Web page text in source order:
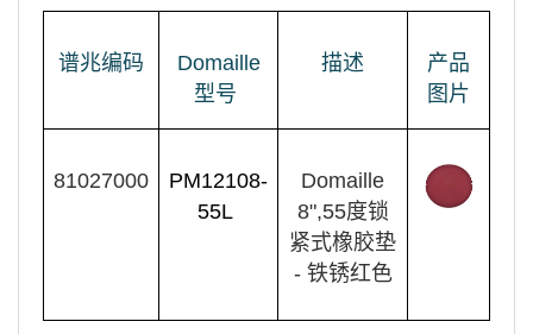
谱兆编码
Domaille
型号
描述
产品
图片
81027000
PM12108-
55L
Domaille
8",55度锁
紧式橡胶垫
- 铁锈红色